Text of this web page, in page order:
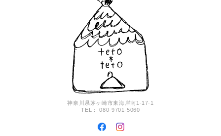
神奈川県茅ヶ崎市東海岸南1-17-1
TEL： 080-9701-5060